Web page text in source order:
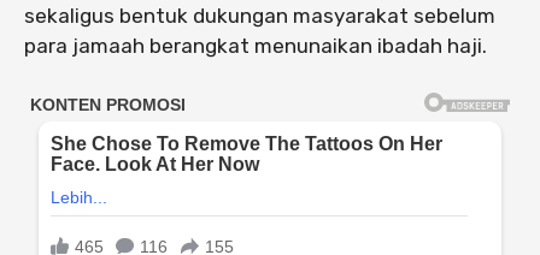
sekaligus bentuk dukungan masyarakat sebelum
para jamaah berangkat menunaikan ibadah haji.